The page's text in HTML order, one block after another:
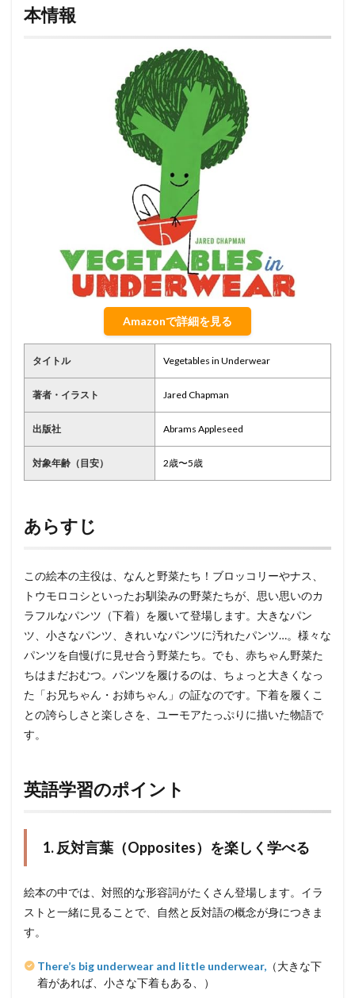
本情報
Amazonで詳細を見る
タイトル Vegetables in Underwear
著者・イラスト Jared Chapman
出版社 Abrams Appleseed
対象年齢（目安） 2歳〜5歳
あらすじ
この絵本の主役は、なんと野菜たち！ブロッコリーやナス、
トウモロコシといったお馴染みの野菜たちが、思い思いのカ
ラフルなパンツ（下着）を履いて登場します。大きなパン
ツ、小さなパンツ、きれいなパンツに汚れたパンツ…。様々な
パンツを自慢げに見せ合う野菜たち。でも、赤ちゃん野菜た
ちはまだおむつ。パンツを履けるのは、ちょっと大きくなっ
た「お兄ちゃん・お姉ちゃん」の証なのです。下着を履くこ
との誇らしさと楽しさを、ユーモアたっぷりに描いた物語で
す。
英語学習のポイント
1. 反対言葉（Opposites）を楽しく学べる
絵本の中では、対照的な形容詞がたくさん登場します。イラ
ストと一緒に見ることで、自然と反対語の概念が身につきま
す。
There’s big underwear and little underwear, （大きな下
着があれば、小さな下着もある、）